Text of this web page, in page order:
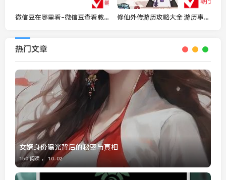
微信豆在哪里看-微信豆查看教程 修仙外传游历攻略大全 游历事件选择攻略大全
热门文章
女婿身份曝光背后的秘密与真相
150 阅读 ， 10-02